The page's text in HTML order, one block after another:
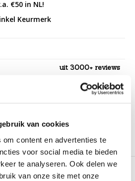
van cookies
om content en advertenties te
voor social media te bieden
te analyseren. Ook delen we
van onze site met onze
€50 in NL!
Keurmerk
uit 3000+ reviews